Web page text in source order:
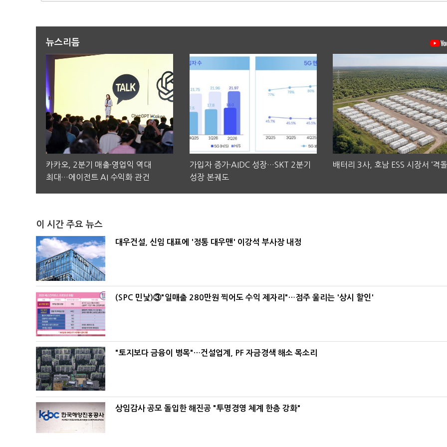
뉴스리듬
카카오, 2분기 매출·영업익 역대
최대…에이전트 AI 수익화 관건
가입자 증가·AIDC 성장…SKT 2분기
성장 본궤도
배터리 3사, 호남 ESS 시장서 ‘격돌
이 시간 주요 뉴스
대우건설, 신임 대표에 '정통 대우맨' 이강석 부사장 내정
(SPC 민낯)③"일매출 280만원 찍어도 수익 제자리"…점주 울리는 '상시 할인'
"토지보다 금융이 병목"…건설업계, PF 자금경색 해소 목소리
상임감사 공모 돌입한 해진공 "투명경영 체계 한층 강화"